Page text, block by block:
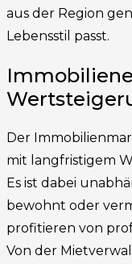
aus der Region
Lebensstil passt.
Der
mit langfristigem
Es ist dabei
bewohnt oder
profitieren von
Von der